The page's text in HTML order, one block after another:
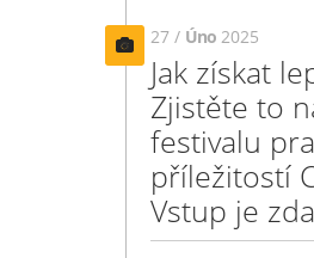
27 / Úno 2025
Jak získat
Zjistěte to
festivalu
příležitostí
Vstup je